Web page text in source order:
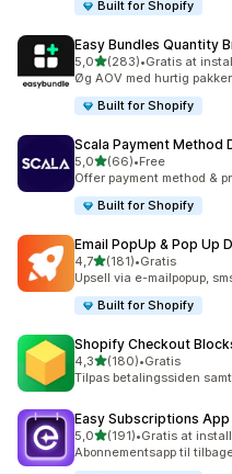
Built for Shopify
Easy Bundles Quantity
5,0ud af 5 stjerner
(283)
283 anmeldelser i alt
•Gratis at
Øg AOV med hurtig
Built for Shopify
Scala Payment Method
5,0ud af 5 stjerner
(66)
66 anmeldelser i alt
•Free
Offer payment method &
Built for Shopify
Email PopUp & Pop Up
4,7ud af 5 stjerner
(181)
181 anmeldelser i alt
•Gratis
Upsell via e-mailpopup,
Built for Shopify
Shopify Checkout
4,3ud af 5 stjerner
(180)
180 anmeldelser i alt
•Gratis
Tilpas betalingssiden
Easy Subscriptions App
5,0ud af 5 stjerner
(191)
191 anmeldelser i alt
•Gratis at
Abonnementsapp til